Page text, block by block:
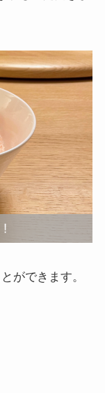
ができます。